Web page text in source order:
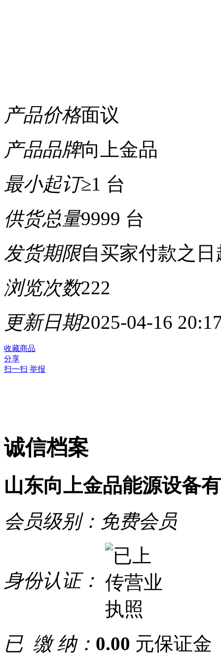
产品价格面议
产品品牌向上金品
最小起订≥1 台
供货总量9999 台
发货期限自买家付款之
浏览次数222
更新日期2025-04-16
收藏商品
分享
扫一扫 举报
诚信档案
山东向上金品能源设备
会员级别： 免费会员
身份认证：
已 缴 纳： 0.00 元保证金